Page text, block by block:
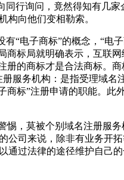
行询问，竟然得知有几家
构向他们变相勒索。
“电子商标”的概念，“电
商标局就明确表示，互联
的商标才是合法商标。
服务机构：是指受理域名
标”注册申请的职能。此
，莫被个别域名注册服
公司来说，除非有业务开
通过法律的途径维护自己